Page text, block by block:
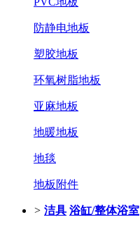
防静电地板
塑胶地板
环氧树脂地板
亚麻地板
地暖地板
地毯
地板附件
> 洁具 浴缸/整体浴室